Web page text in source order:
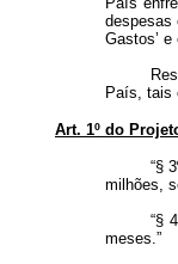
despesas
Gastos’
País, tais
Art. 1º do
“§
milhões,
“§
meses.”